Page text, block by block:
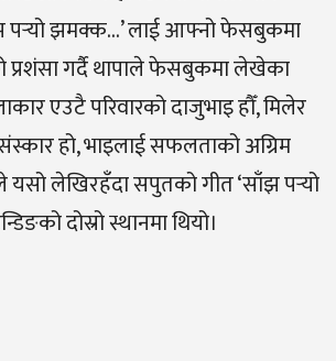
पर्‍यो झमक्क…’ लाई आफ्नो फेसबुकमा
गर्दै थापाले फेसबुकमा लेखेका
एउटै परिवारको दाजुभाइ हौँ, मिलेर
हो, भाइलाई सफलताको अग्रिम
यसो लेखिरहँदा सपुतको गीत ‘साँझ पर्‍यो
दोस्रो स्थानमा थियो।